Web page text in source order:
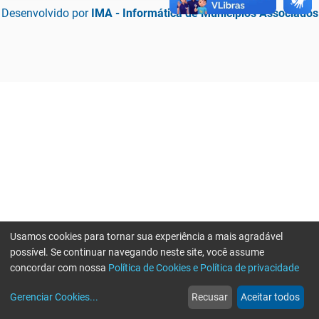
Desenvolvido por IMA - Informática de Municípios Associados
web
Notícias
more_horiz
Mais
Usamos cookies para tornar sua experiência a mais agradável
possível. Se continuar navegando neste site, você assume
concordar com nossa Política de Cookies e Política de privacidade
Gerenciar Cookies... Recusar Aceitar todos
Erro ao enviar informações, por favor tente novamente